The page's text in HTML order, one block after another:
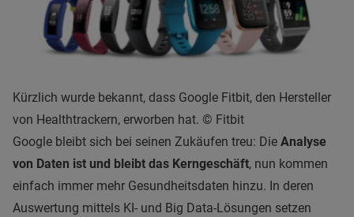
Kürzlich wurde bekannt, dass Google Fitbit, den Hersteller
von Healthtrackern, erworben hat. © Fitbit
Google bleibt sich bei seinen Zukäufen treu: Die Analyse
von Daten ist und bleibt das Kerngeschäft, nun kommen
einfach immer mehr Gesundheitsdaten hinzu. In deren
Auswertung mittels KI- und Big Data-Lösungen setzen